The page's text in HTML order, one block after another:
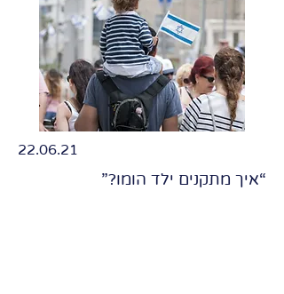
22.06.21
“איך מתקנים ילד הומו?”